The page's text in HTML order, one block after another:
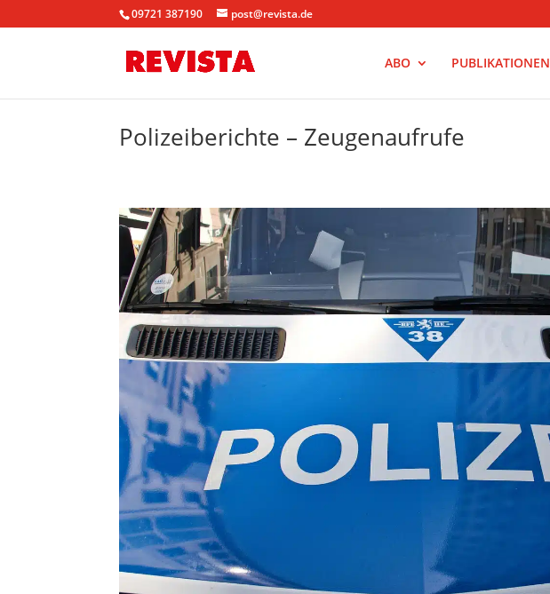
09721 387190 post@revista.de
ABO PUBLIKATIONEN
Polizeiberichte – Zeugenaufrufe